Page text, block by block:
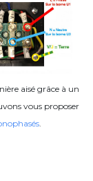
aisé grâce à un
vous proposer
.